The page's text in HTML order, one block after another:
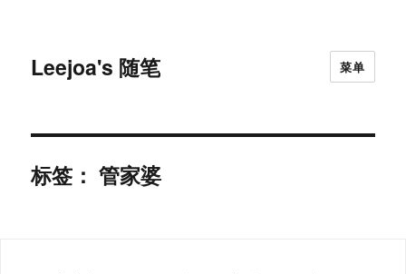
Leejoa's 随笔 菜单
标签：管家婆